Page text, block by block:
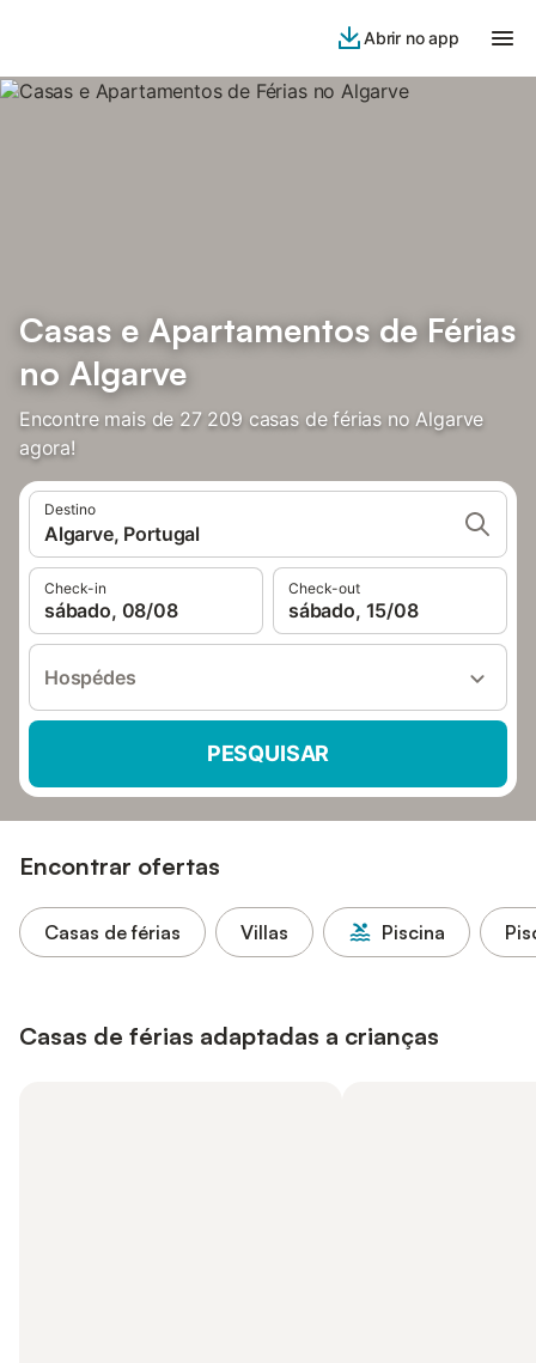
Abrir no app
Casas e Apartamentos de Férias
no Algarve
Encontre mais de 27 209 casas de férias no Algarve
agora!
Destino
Algarve, Portugal
Check-in
sábado, 08/08
Check-out
sábado, 15/08
Hospédes
PESQUISAR
Encontrar ofertas
Casas de férias Villas Piscina
Casas de férias adaptadas a crianças